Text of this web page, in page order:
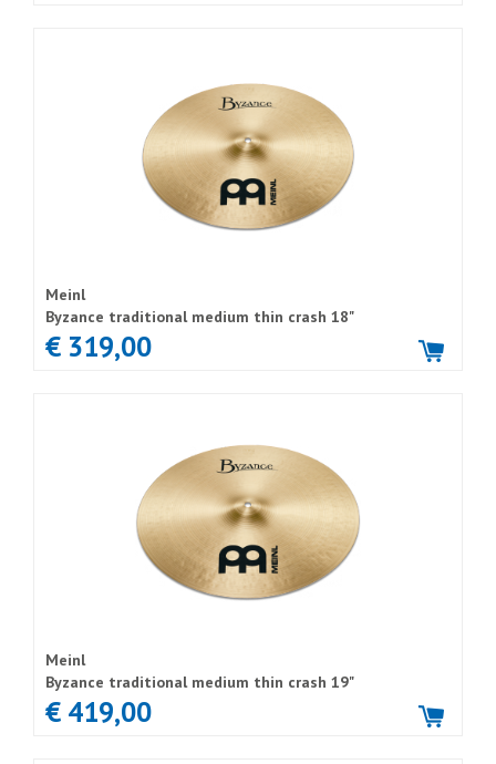
Meinl
Byzance traditional medium thin crash 18"
€ 319,00
Meinl
Byzance traditional medium thin crash 19"
€ 419,00